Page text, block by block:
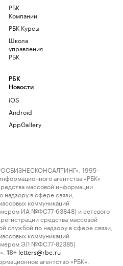
РБК
Компании
РБК Курсы
Школа
управления
РБК
РБК
Новости
iOS
Android
AppGallery
1995–
агентства «РБК»
массовой информации
в сфере связи,
коммуникаций
ИА №ФС77-63848) и сетевого
средства массовой
службой по надзору в сфере связи,
коммуникаций
ЭЛ №ФС77-82385)
18+ letters@rbc.ru
агентство «РБК».